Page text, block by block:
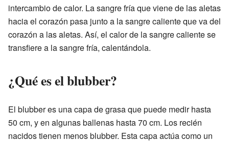
intercambio de calor. La sangre fría que viene de las aletas
hacia el corazón pasa junto a la sangre caliente que va del
corazón a las aletas. Así, el calor de la sangre caliente se
transfiere a la sangre fría, calentándola.
¿Qué es el blubber?
El blubber es una capa de grasa que puede medir hasta
50 cm, y en algunas ballenas hasta 70 cm. Los recién
nacidos tienen menos blubber. Esta capa actúa como un